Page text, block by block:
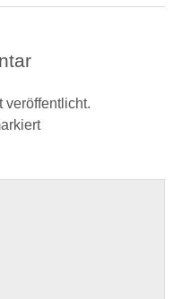
veröffentlicht.